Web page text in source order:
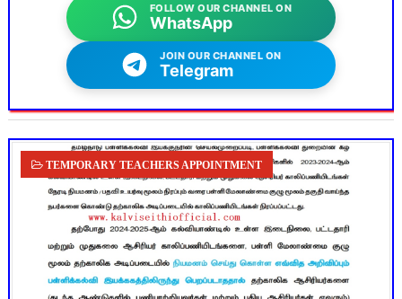
FOLLOW OUR CHANNEL ON
WhatsApp
JOIN OUR CHANNEL ON
Telegram
TEMPORARY TEACHERS APPOINTMENT